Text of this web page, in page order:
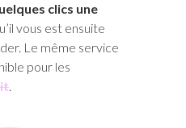
clics une
vous est ensuite
Le même service
pour les
.